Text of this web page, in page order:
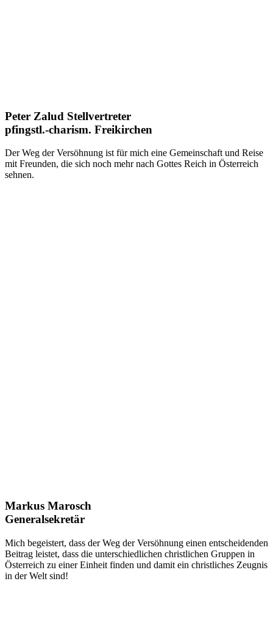
Peter Zalud Stellvertreter
pfingstl.-charism. Freikirchen
Der Weg der Versöhnung ist für mich eine Gemeinschaft und Reise
mit Freunden, die sich noch mehr nach Gottes Reich in Österreich
sehnen.
Markus Marosch
Generalsekretär
Mich begeistert, dass der Weg der Versöhnung einen entscheidenden
Beitrag leistet, dass die unterschiedlichen christlichen Gruppen in
Österreich zu einer Einheit finden und damit ein christliches Zeugnis
in der Welt sind!